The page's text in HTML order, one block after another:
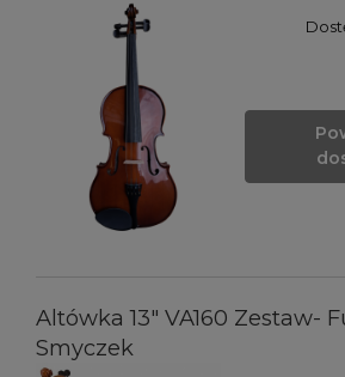
Altówka 13" VA160 Zestaw-
Smyczek